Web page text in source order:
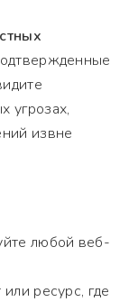
угрозах,
извне
любой веб-
ресурс, где